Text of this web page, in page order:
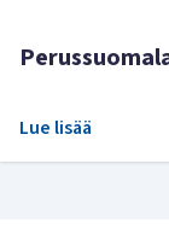
Lue lisää